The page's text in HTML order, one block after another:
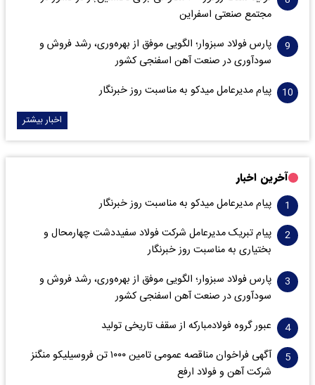
مجتمع صنعتی اسفراین
پارس فولاد سبزوار؛ الگویی موفق از بهره‌وری، رشد فروش و
سود‌آوری در صنعت آهن اسفنجی کشور
پیام مدیرعامل میدکو به مناسبت روز خبرنگار
اخبار بیشتر
آخرین اخبار
پیام مدیرعامل میدکو به مناسبت روز خبرنگار
پیام تبریک مدیرعامل شرکت فولاد سفیددشت چهارمحال و
بختیاری به مناسبت روز خبرنگار
پارس فولاد سبزوار؛ الگویی موفق از بهره‌وری، رشد فروش و
سود‌آوری در صنعت آهن اسفنجی کشور
عبور گروه فولادمبارکه از سقف تاریخی تولید
آگهی فراخوان مناقصه عمومی تامین ۱۰۰۰ تن فروسیلیکو منگنز
شرکت آهن و فولاد ارفع